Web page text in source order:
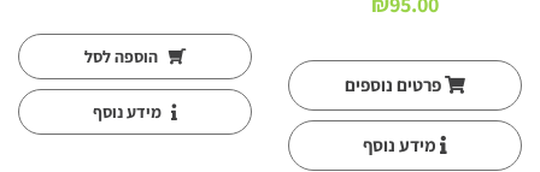
פרטים נוספים
מידע נוסף
הוספה לסל
מידע נוסף